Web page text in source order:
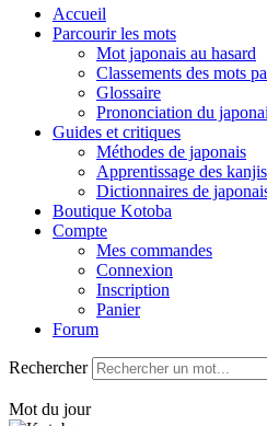
Accueil
Parcourir les mots
Mot japonais au hasard
Classements des mots
Glossaire
Prononciation du
Guides et critiques
Méthodes de japonais
Apprentissage des kanjis
Dictionnaires de
Boutique Kotoba
Compte
Mes commandes
Connexion
Inscription
Panier
Forum
Rechercher
Mot du jour